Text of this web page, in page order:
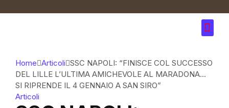
Home Articoli SSC NAPOLI: “FINISCE COL SUCCESSO
DEL LILLE L’ULTIMA AMICHEVOLE AL MARADONA…
SI RIPRENDE IL 4 GENNAIO A SAN SIRO”
Articoli